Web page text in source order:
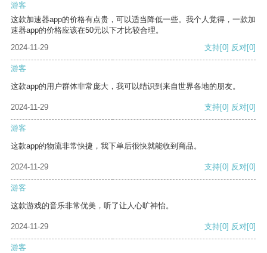
游客
这款加速器app的价格有点贵，可以适当降低一些。我个人觉得，一款加
速器app的价格应该在50元以下才比较合理。
2024-11-29
支持[0] 反对[0]
游客
这款app的用户群体非常庞大，我可以结识到来自世界各地的朋友。
2024-11-29 支持[0] 反对[0]
游客
这款app的物流非常快捷，我下单后很快就能收到商品。
2024-11-29 支持[0] 反对[0]
游客
这款游戏的音乐非常优美，听了让人心旷神怡。
2024-11-29 支持[0] 反对[0]
游客